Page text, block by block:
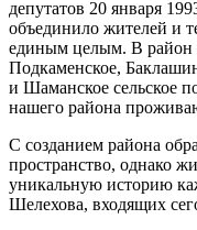
депутатов 20 января
объединило жителей и
единым целым. В район
Подкаменское,
и Шаманское сельское
нашего района
С созданием района
пространство, однако
уникальную историю
Шелехова, входящих